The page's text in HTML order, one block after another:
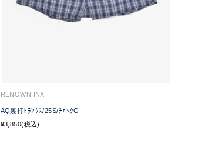
RENOWN INX
AQ裏打ﾄﾗﾝｸｽ/25S/ﾁｪｯｸG
¥3,850(税込)